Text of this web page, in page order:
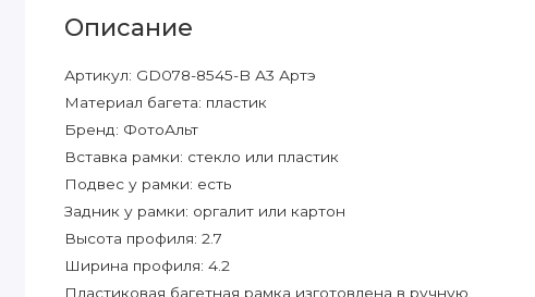
Описание
Артикул: GD078-8545-B А3 Артэ
Материал багета: пластик
Бренд: ФотоАльт
Вставка рамки: стекло или пластик
Подвес у рамки: есть
Задник у рамки: оргалит или картон
Высота профиля: 2.7
Ширина профиля: 4.2
Пластиковая багетная рамка изготовлена в ручную.